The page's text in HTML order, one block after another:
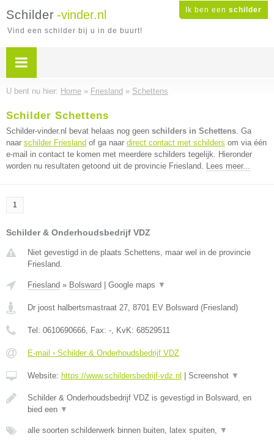
Ik ben een schilder
Schilder -vinder.nl
Vind een schilder bij u in de buurt!
U bent nu hier: Home » Friesland » Schettens
Schilder Schettens
Schilder-vinder.nl bevat helaas nog geen schilders in Schettens. Ga
naar schilder Friesland of ga naar direct contact met schilders om via één
e-mail in contact te komen met meerdere schilders tegelijk. Hieronder
worden nu resultaten getoond uit de provincie Friesland. Lees meer...
1
Schilder & Onderhoudsbedrijf VDZ
Niet gevestigd in de plaats Schettens, maar wel in de provincie
Friesland.
Friesland » Bolsward Google maps ▼
Dr joost halbertsmastraat 27, 8701 EV Bolsward (Friesland)
Tel: 0610690666, Fax: -, KvK: 68529511
E-mail › Schilder & Onderhoudsbedrijf VDZ
Website: https://www.schildersbedrijf-vdz.nl Screenshot ▼
Schilder & Onderhoudsbedrijf VDZ is gevestigd in Bolsward, en
bied een ▼
alle soorten schilderwerk binnen buiten, latex spuiten, ▼